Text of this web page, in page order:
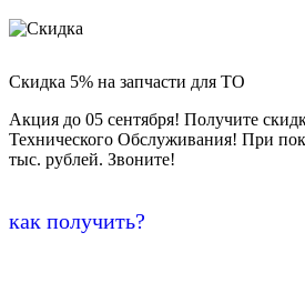
Скидка 5% на запчасти для ТО
Акция до 05 сентября! Получите
Технического Обслуживания! При
тыс. рублей. Звоните!
как получить?